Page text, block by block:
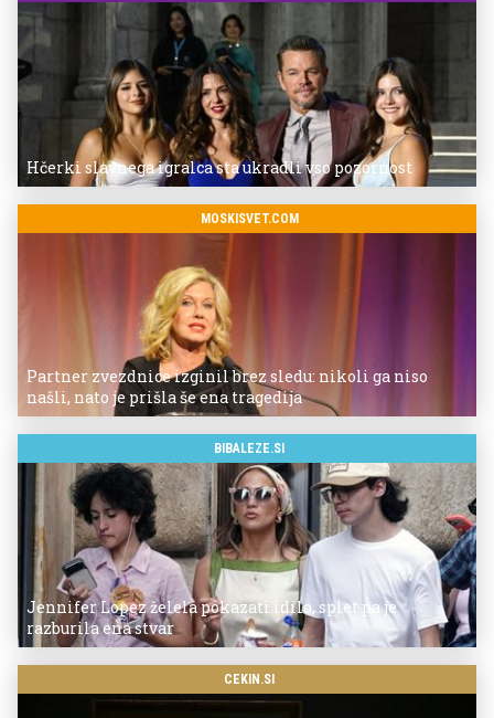
Hčerki slavnega igralca sta ukradli vso pozornost
MOSKISVET.COM
Partner zvezdnice izginil brez sledu: nikoli ga niso
našli, nato je prišla še ena tragedija
BIBALEZE.SI
Jennifer Lopez želela pokazati idilo, splet pa je
razburila ena stvar
CEKIN.SI